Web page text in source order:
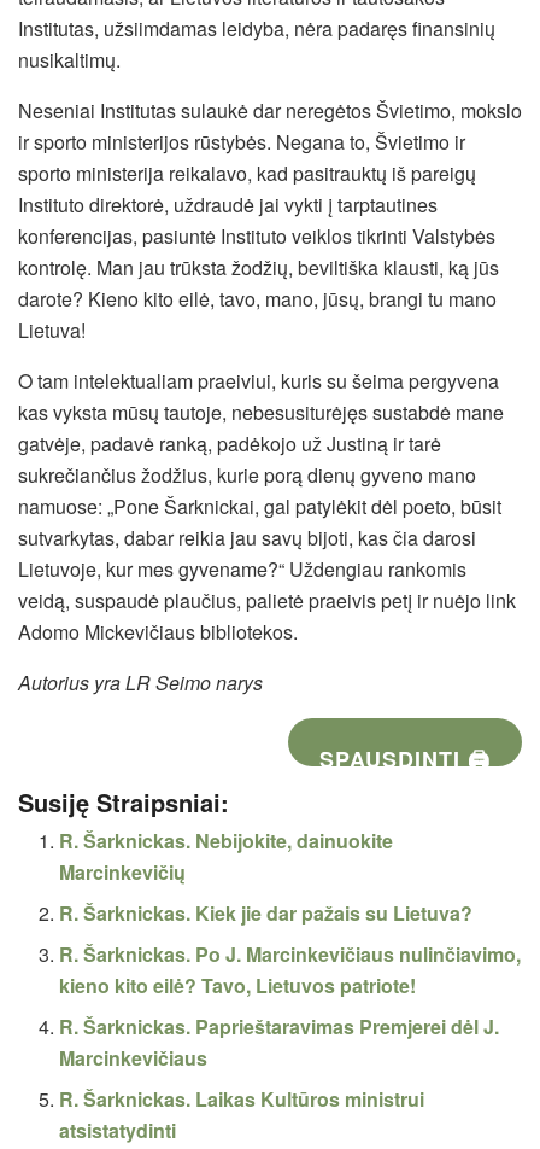
Institutas, užsiimdamas leidyba, nėra padaręs finansinių
nusikaltimų.
Neseniai Institutas sulaukė dar neregėtos Švietimo, mokslo
ir sporto ministerijos rūstybės. Negana to, Švietimo ir
sporto ministerija reikalavo, kad pasitrauktų iš pareigų
Instituto direktorė, uždraudė jai vykti į tarptautines
konferencijas, pasiuntė Instituto veiklos tikrinti Valstybės
kontrolę. Man jau trūksta žodžių, beviltiška klausti, ką jūs
darote? Kieno kito eilė, tavo, mano, jūsų, brangi tu mano
Lietuva!
O tam intelektualiam praeiviui, kuris su šeima pergyvena
kas vyksta mūsų tautoje, nebesusiturėjęs sustabdė mane
gatvėje, padavė ranką, padėkojo už Justiną ir tarė
sukrečiančius žodžius, kurie porą dienų gyveno mano
namuose: „Pone Šarknickai, gal patylėkit dėl poeto, būsit
sutvarkytas, dabar reikia jau savų bijoti, kas čia darosi
Lietuvoje, kur mes gyvename?“ Uždengiau rankomis
veidą, suspaudė plaučius, palietė praeivis petį ir nuėjo link
Adomo Mickevičiaus bibliotekos.
Autorius yra LR Seimo narys
SPAUSDINTI 🖨
Susiję Straipsniai:
R. Šarknickas. Nebijokite, dainuokite
Marcinkevičių
R. Šarknickas. Kiek jie dar pažais su Lietuva?
R. Šarknickas. Po J. Marcinkevičiaus nulinčiavimo,
kieno kito eilė? Tavo, Lietuvos patriote!
R. Šarknickas. Paprieštaravimas Premjerei dėl J.
Marcinkevičiaus
R. Šarknickas. Laikas Kultūros ministrui
atsistatydinti